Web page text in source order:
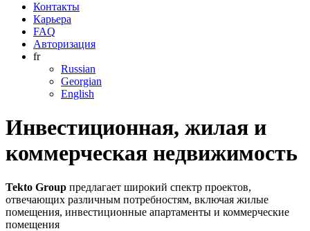
Контакты
Карьера
FAQ
Авторизация
fr
Russian
Georgian
English
Инвестиционная, жилая и
коммерческая недвижимость
Tekto Group предлагает широкий спектр проектов,
отвечающих различным потребностям, включая жилые
помещения, инвестиционные апартаменты и коммерческие
помещения